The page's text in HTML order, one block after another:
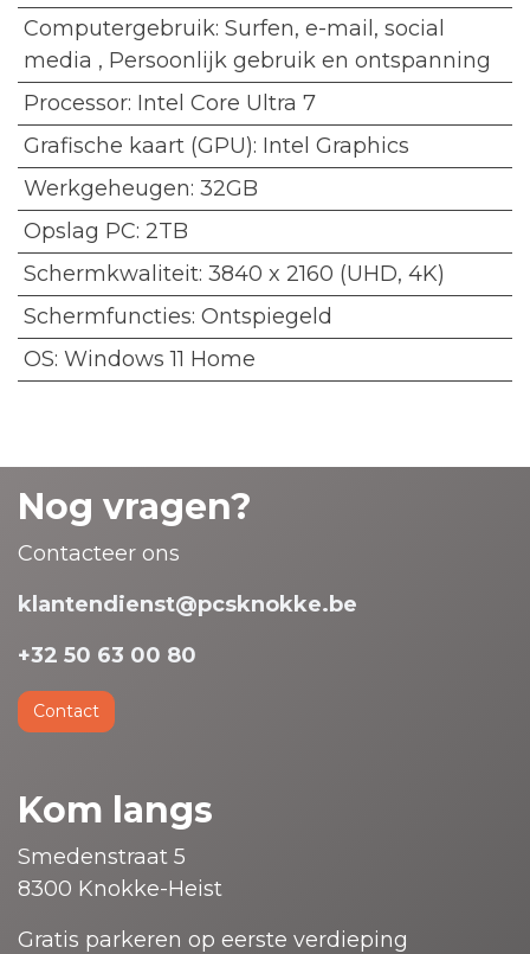
Computergebruik: Surfen, e-mail, social
media , Persoonlijk gebruik en ontspanning
Processor: Intel Core Ultra 7
Grafische kaart (GPU): Intel Graphics
Werkgeheugen: 32GB
Opslag PC: 2TB
Schermkwaliteit: 3840 x 2160 (UHD, 4K)
Schermfuncties: Ontspiegeld
OS: Windows 11 Home
Nog vragen?
Contacteer ons
klantendienst@pcsknokke.be
+32 50 63 00 80
Contact
Kom langs
Smedenstraat 5
8300 Knokke-Heist
Gratis parkeren op eerste verdieping